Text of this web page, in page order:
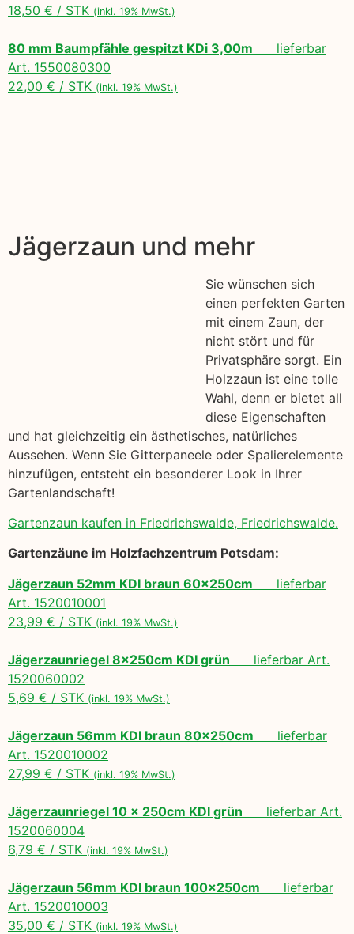
18,50 € / STK (inkl. 19% MwSt.)
80 mm Baumpfähle gespitzt KDi 3,00m lieferbar
Art. 1550080300
22,00 € / STK (inkl. 19% MwSt.)
Jägerzaun und mehr
Sie wünschen sich
einen perfekten Garten
mit einem Zaun, der
nicht stört und für
Privatsphäre sorgt. Ein
Holzzaun ist eine tolle
Wahl, denn er bietet all
diese Eigenschaften
und hat gleichzeitig ein ästhetisches, natürliches
Aussehen. Wenn Sie Gitterpaneele oder Spalierelemente
hinzufügen, entsteht ein besonderer Look in Ihrer
Gartenlandschaft!
Gartenzaun kaufen in Friedrichswalde, Friedrichswalde.
Gartenzäune im Holzfachzentrum Potsdam:
Jägerzaun 52mm KDI braun 60x250cm lieferbar
Art. 1520010001
23,99 € / STK (inkl. 19% MwSt.)
Jägerzaunriegel 8x250cm KDI grün lieferbar Art.
1520060002
5,69 € / STK (inkl. 19% MwSt.)
Jägerzaun 56mm KDI braun 80x250cm lieferbar
Art. 1520010002
27,99 € / STK (inkl. 19% MwSt.)
Jägerzaunriegel 10 x 250cm KDI grün lieferbar Art.
1520060004
6,79 € / STK (inkl. 19% MwSt.)
Jägerzaun 56mm KDI braun 100x250cm lieferbar
Art. 1520010003
35,00 € / STK (inkl. 19% MwSt.)